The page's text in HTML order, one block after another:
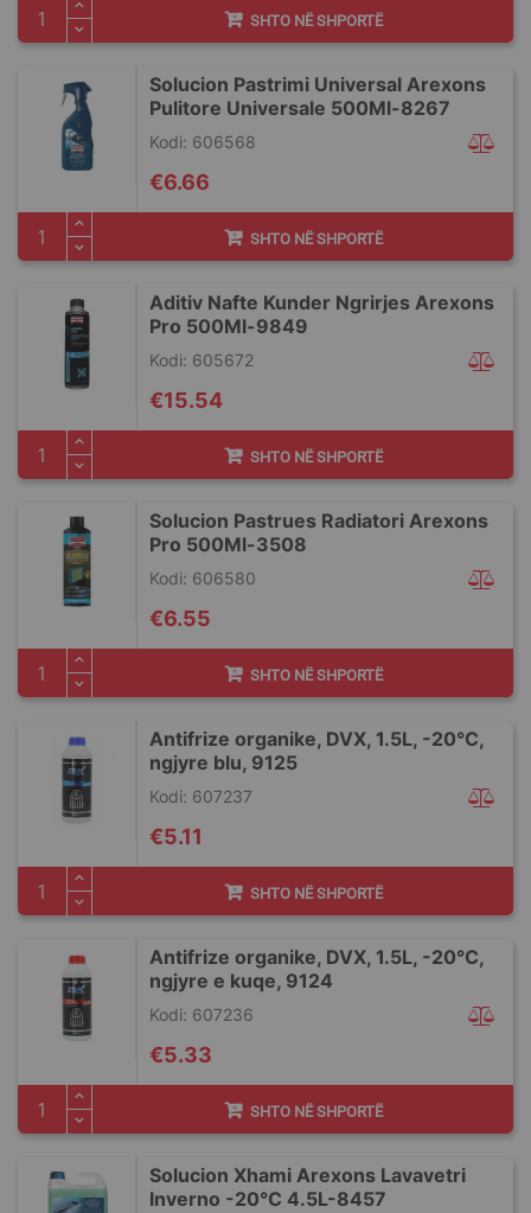
SHTO NË SHPORTË
Solucion Pastrimi Universal Arexons
Pulitore Universale 500Ml-8267
€6.66
Kodi: 606568
SHTO NË SHPORTË
Aditiv Nafte Kunder Ngrirjes Arexons
Pro 500Ml-9849
€15.54
Kodi: 605672
SHTO NË SHPORTË
Solucion Pastrues Radiatori Arexons
Pro 500Ml-3508
€6.55
Kodi: 606580
SHTO NË SHPORTË
Antifrize organike, DVX, 1.5L, -20°C,
ngjyre blu, 9125
€5.11
Kodi: 607237
SHTO NË SHPORTË
Antifrize organike, DVX, 1.5L, -20°C,
ngjyre e kuqe, 9124
€5.33
Kodi: 607236
SHTO NË SHPORTË
Solucion Xhami Arexons Lavavetri
Inverno -20°C 4.5L-8457